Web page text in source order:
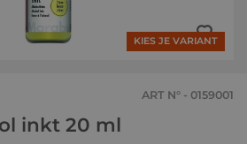
KIES JE VARIANT
ART N° - 0159001
inkt 20 ml